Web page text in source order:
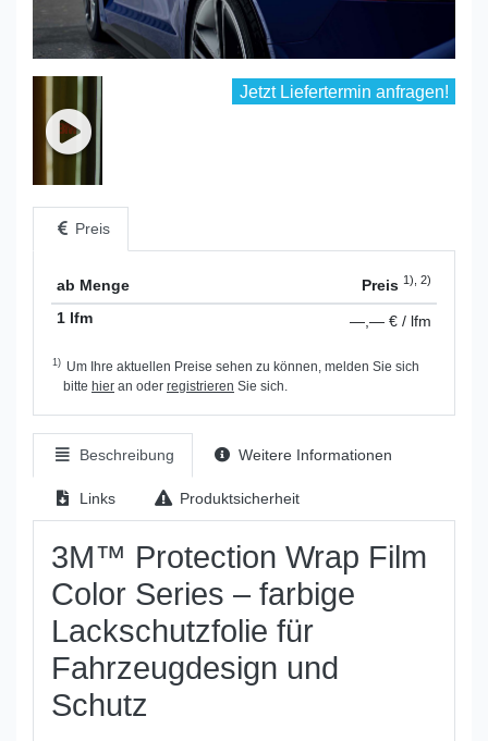
Jetzt Liefertermin anfragen!
Preis
ab Menge Preis1), 2)
1 lfm —,— € / lfm
1) Um Ihre aktuellen Preise sehen zu können, melden Sie sich
bitte hier an oder registrieren Sie sich.
Beschreibung Weitere Informationen
Links Produktsicherheit
3M™ Protection Wrap Film
Color Series – farbige
Lackschutzfolie für
Fahrzeugdesign und
Schutz